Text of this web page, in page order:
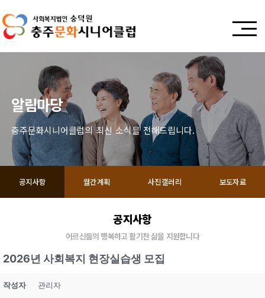
알림마당
충주문화시니어클럽의 최신 소식을 전해드립니다.
공지사항 월간계획 사진갤러리 보도자료
공지사항
어르신들의 행복하고 활기찬 삶을 지원합니다
2026년 사회복지 현장실습생 모집
작성자 관리자